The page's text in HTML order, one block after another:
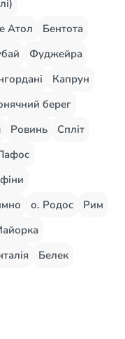
Атол
Бентота
Фуджейра
Капрун
берег
Ровинь
Спліт
о. Родос
Рим
Белек